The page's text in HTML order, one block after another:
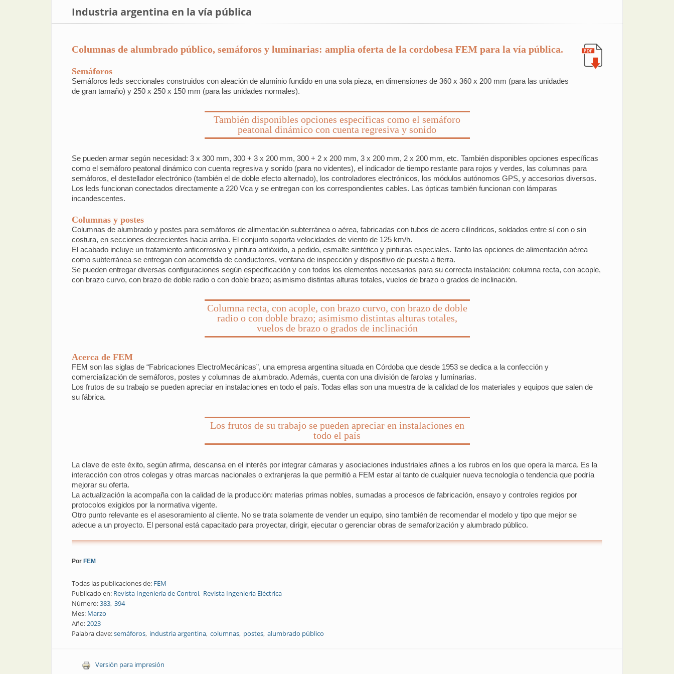
Industria argentina en la vía pública
Columnas de alumbrado público, semáforos y luminarias: amplia oferta de la cordobesa FEM para la vía pública.
Semáforos
Semáforos leds seccionales construidos con aleación de aluminio fundido en una sola pieza, en dimensiones de 360 x 360 x 200 mm (para las unidades
de gran tamaño) y 250 x 250 x 150 mm (para las unidades normales).
También disponibles opciones específicas como el semáforo
peatonal dinámico con cuenta regresiva y sonido
Se pueden armar según necesidad: 3 x 300 mm, 300 + 3 x 200 mm, 300 + 2 x 200 mm, 3 x 200 mm, 2 x 200 mm, etc. También disponibles opciones específicas
como el semáforo peatonal dinámico con cuenta regresiva y sonido (para no videntes), el indicador de tiempo restante para rojos y verdes, las columnas para
semáforos, el destellador electrónico (también el de doble efecto alternado), los controladores electrónicos, los módulos autónomos GPS, y accesorios diversos.
Los leds funcionan conectados directamente a 220 Vca y se entregan con los correspondientes cables. Las ópticas también funcionan con lámparas
incandescentes.
Columnas y postes
Columnas de alumbrado y postes para semáforos de alimentación subterránea o aérea, fabricadas con tubos de acero cilíndricos, soldados entre sí con o sin
costura, en secciones decrecientes hacia arriba. El conjunto soporta velocidades de viento de 125 km/h.
El acabado incluye un tratamiento anticorrosivo y pintura antióxido, a pedido, esmalte sintético y pinturas especiales. Tanto las opciones de alimentación aérea
como subterránea se entregan con acometida de conductores, ventana de inspección y dispositivo de puesta a tierra.
Se pueden entregar diversas configuraciones según especificación y con todos los elementos necesarios para su correcta instalación: columna recta, con acople,
con brazo curvo, con brazo de doble radio o con doble brazo; asimismo distintas alturas totales, vuelos de brazo o grados de inclinación.
Columna recta, con acople, con brazo curvo, con brazo de doble
radio o con doble brazo; asimismo distintas alturas totales,
vuelos de brazo o grados de inclinación
Acerca de FEM
FEM son las siglas de “Fabricaciones ElectroMecánicas”, una empresa argentina situada en Córdoba que desde 1953 se dedica a la confección y
comercialización de semáforos, postes y columnas de alumbrado. Además, cuenta con una división de farolas y luminarias.
Los frutos de su trabajo se pueden apreciar en instalaciones en todo el país. Todas ellas son una muestra de la calidad de los materiales y equipos que salen de
su fábrica.
Los frutos de su trabajo se pueden apreciar en instalaciones en
todo el país
La clave de este éxito, según afirma, descansa en el interés por integrar cámaras y asociaciones industriales afines a los rubros en los que opera la marca. Es la
interacción con otros colegas y otras marcas nacionales o extranjeras la que permitió a FEM estar al tanto de cualquier nueva tecnología o tendencia que podría
mejorar su oferta.
La actualización la acompaña con la calidad de la producción: materias primas nobles, sumadas a procesos de fabricación, ensayo y controles regidos por
protocolos exigidos por la normativa vigente.
Otro punto relevante es el asesoramiento al cliente. No se trata solamente de vender un equipo, sino también de recomendar el modelo y tipo que mejor se
adecue a un proyecto. El personal está capacitado para proyectar, dirigir, ejecutar o gerenciar obras de semaforización y alumbrado público.
Por FEM
Todas las publicaciones de: FEM
Publicado en: Revista Ingeniería de Control Revista Ingeniería Eléctrica
Número:383 394
Mes: Marzo
Año:2023
Palabra clave:semáforos industria argentina columnas postes alumbrado público
Versión para impresión